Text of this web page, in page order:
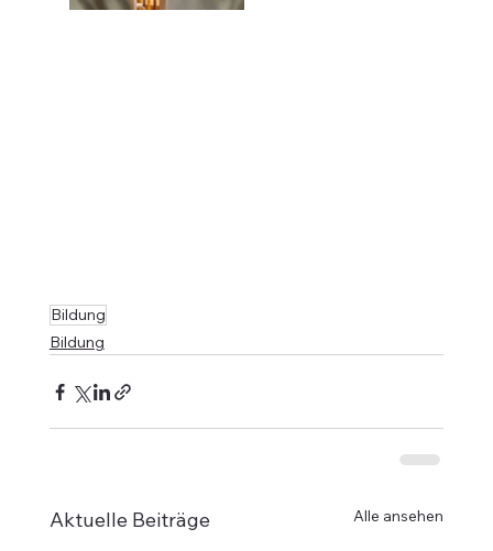
Bildung
Bildung
Aktuelle Beiträge Alle ansehen